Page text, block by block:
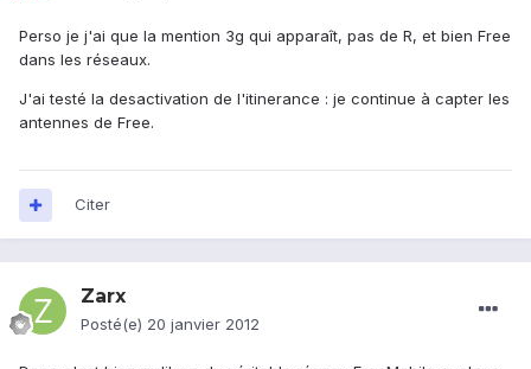
Perso je j'ai que la mention 3g qui apparaît, pas de R, et bien Free
dans les réseaux.
J'ai testé la desactivation de l'itinerance : je continue à capter les
antennes de Free.
Citer
Zarx
Posté(e) 20 janvier 2012